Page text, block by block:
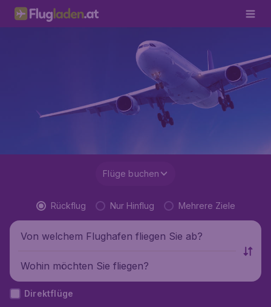
Flüge buchen
Rückflug Nur Hinflug Mehrere Ziele
Von welchem Flughafen fliegen Sie ab?
Wohin möchten Sie fliegen?
Direktflüge